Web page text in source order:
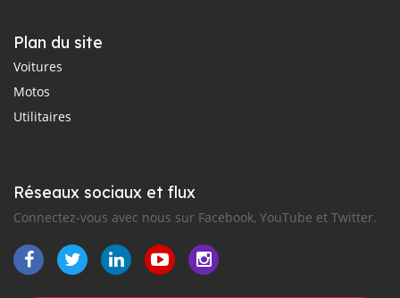
Plan du site
Voitures
Motos
Utilitaires
Réseaux sociaux et flux
Connectez-vous avec nous sur Facebook, YouTube et Twitter.